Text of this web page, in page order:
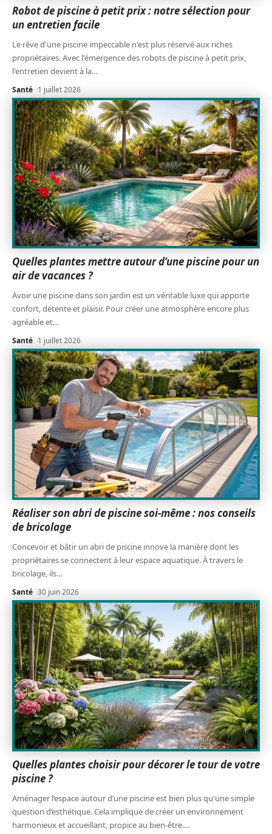
Robot de piscine à petit prix : notre sélection pour
un entretien facile
Le rêve d'une piscine impeccable n'est plus réservé aux riches
propriétaires. Avec l'émergence des robots de piscine à petit prix,
l'entretien devient à la…
Santé 1 juillet 2026
Quelles plantes mettre autour d’une piscine pour un
air de vacances ?
Avoir une piscine dans son jardin est un véritable luxe qui apporte
confort, détente et plaisir. Pour créer une atmosphère encore plus
agréable et…
Santé 1 juillet 2026
Réaliser son abri de piscine soi-même : nos conseils
de bricolage
Concevoir et bâtir un abri de piscine innove la manière dont les
propriétaires se connectent à leur espace aquatique. À travers le
bricolage, ils…
Santé 30 juin 2026
Quelles plantes choisir pour décorer le tour de votre
piscine ?
Aménager l’espace autour d’une piscine est bien plus qu'une simple
question d’esthétique. Cela implique de créer un environnement
harmonieux et accueillant, propice au bien-être.…